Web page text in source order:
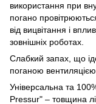
використання при
погано
від вицвітання і
зовнішніх роботах.
Слабкий запах, що
поганою
Універсальна та
Pressur" – товщина